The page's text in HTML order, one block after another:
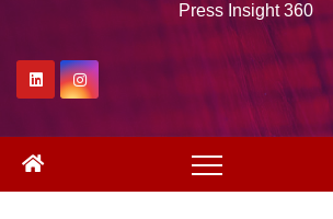
Press Insight 360